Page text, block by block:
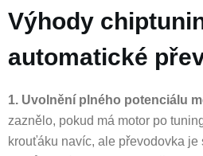
Výhody
automatické
1. Uvolnění plného potenciálu
zaznělo, pokud má motor po
krouťáku navíc, ale převodovka je